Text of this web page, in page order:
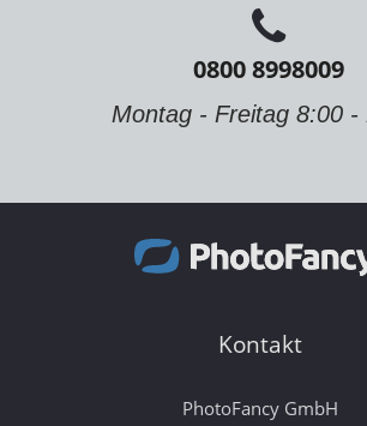
0800 8998009
Montag - Freitag 8:00 -
Kontakt
PhotoFancy GmbH